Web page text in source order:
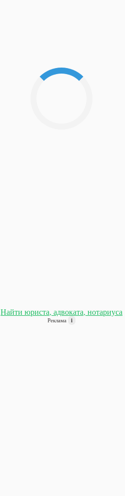
Найти юриста, адвоката, нотариуса
Реклама i